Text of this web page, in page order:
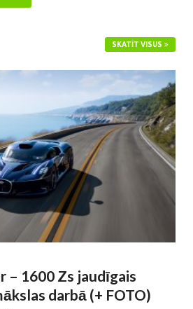
SKATĪT VISUS
– 1600 Zs jaudīgais
darbā (+ FOTO)